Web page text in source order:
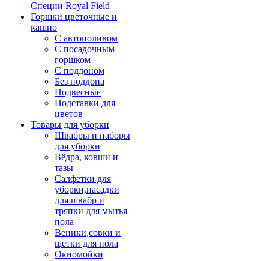
Специи Royal Field
Горшки цветочные и
кашпо
С автополивом
С посадочным
горшком
С поддоном
Без поддона
Подвесные
Подставки для
цветов
Товары для уборки
Швабры и наборы
для уборки
Вёдра, ковши и
тазы
Салфетки для
уборки,насадки
для швабр и
тряпки для мытья
пола
Веники,совки и
щетки для пола
Окномойки